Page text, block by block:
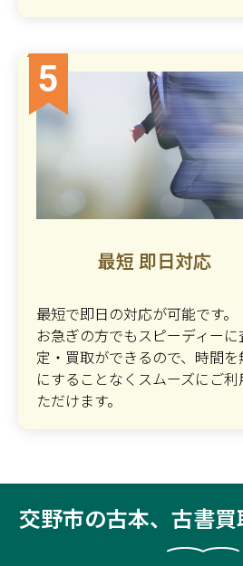
5
最短 即日対応
最短で即日の対応が可能です。
お急ぎの方でもスピーディーに
定・買取ができるので、時間を
にすることなくスムーズにご利
ただけます。
交野市の古本、古書